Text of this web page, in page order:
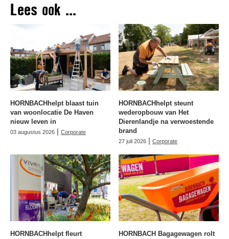
Lees ook ...
HORNBACHhelpt blaast tuin
van woonlocatie De Haven
nieuw leven in
03 augustus 2026 | Corporate
HORNBACHhelpt steunt
wederopbouw van Het
Dierenlandje na verwoestende
brand
27 juli 2026 | Corporate
HORNBACHhelpt fleurt
HORNBACH Bagagewagen rolt